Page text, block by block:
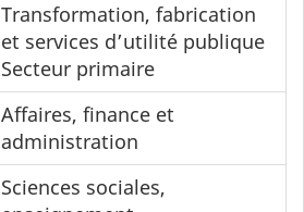
Transformation, fabrication
et services d’utilité publique
Secteur primaire
Affaires, finance et
administration
Sciences sociales,